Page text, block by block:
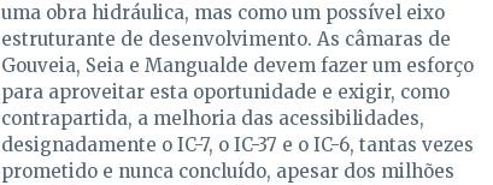
uma obra hidráulica, mas como um possível eixo
estruturante de desenvolvimento. As câmaras de
Gouveia, Seia e Mangualde devem fazer um esforço
para aproveitar esta oportunidade e exigir, como
contrapartida, a melhoria das acessibilidades,
designadamente o IC-7, o IC-37 e o IC-6, tantas vezes
prometido e nunca concluído, apesar dos milhões